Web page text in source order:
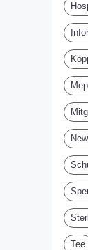
Tee